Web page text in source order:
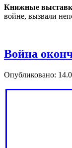
Книжные
войне, вызвали
Война
Опубликовано: